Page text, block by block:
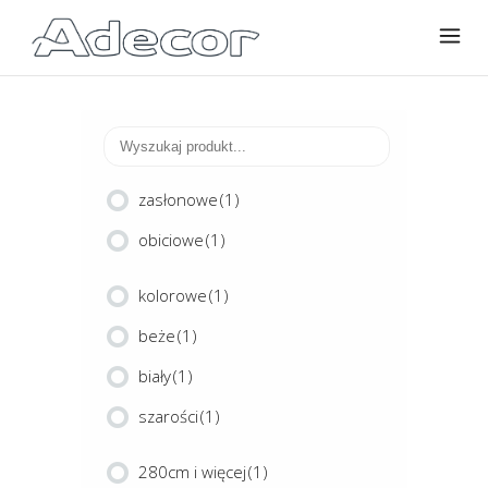
zasłonowe(1)
obiciowe(1)
kolorowe(1)
beże(1)
biały(1)
szarości(1)
280cm i więcej(1)